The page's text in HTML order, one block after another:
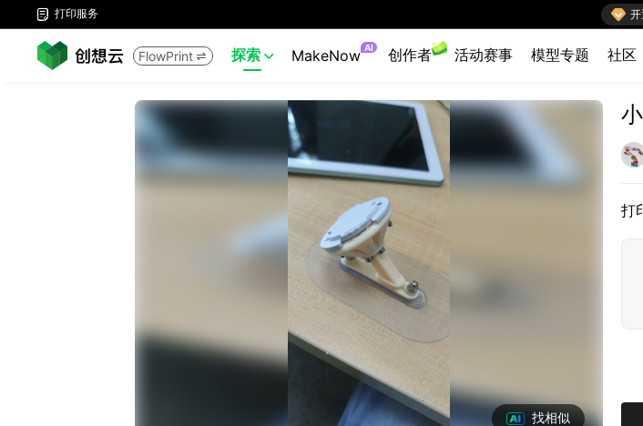
 打印服务 
FlowPrint  探索  MakeNow AI 创作者 活动赛事 模型专题 社区
找相似
打